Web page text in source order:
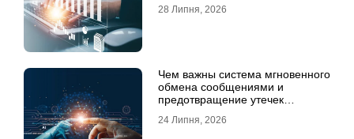
28 Липня, 2026
Чем важны система мгновенного
обмена сообщениями и
предотвращение утечек
24 Липня, 2026